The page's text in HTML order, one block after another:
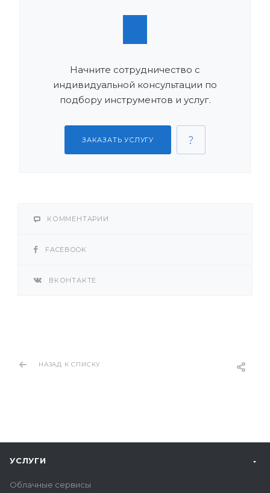
Начните сотрудничество с
индивидуальной консультации по
подбору инструментов и услуг.
ЗАКАЗАТЬ УСЛУГУ
КОММЕНТАРИИ
FACEBOOK
ВКОНТАКТЕ
НАЗАД К СПИСКУ
УСЛУГИ
Облачные сервисы